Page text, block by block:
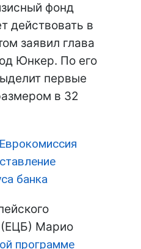
фонд
действовать в
заявил глава
Юнкер. По его
первые
в 32
Еврокомиссия
банка
(ЕЦБ) Марио
программе